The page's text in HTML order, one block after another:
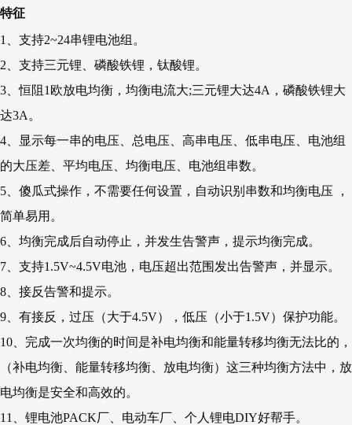
特征
1、支持2~24串锂电池组。
2、支持三元锂、磷酸铁锂，钛酸锂。
3、恒阻1欧放电均衡，均衡电流大;三元锂大达4A，磷酸铁锂大
达3A。
4、显示每一串的电压、总电压、高串电压、低串电压、电池组
的大压差、平均电压、均衡电压、电池组串数。
5、傻瓜式操作，不需要任何设置，自动识别串数和均衡电压 ，
简单易用。
6、均衡完成后自动停止，并发生告警声，提示均衡完成。
7、支持1.5V~4.5V电池，电压超出范围发出告警声，并显示。
8、接反告警和提示。
9、有接反，过压（大于4.5V），低压（小于1.5V）保护功能。
10、完成一次均衡的时间是补电均衡和能量转移均衡无法比的，
（补电均衡、能量转移均衡、放电均衡）这三种均衡方法中，放
电均衡是安全和高效的。
11、锂电池PACK厂、电动车厂、个人锂电DIY好帮手。